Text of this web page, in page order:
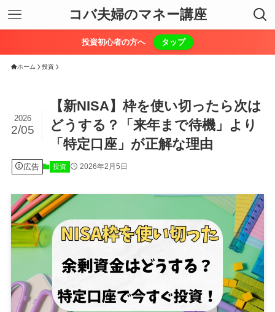
コバ夫婦のマネー講座
投資初心者の方へ タップ
ホーム 投資
【新NISA】枠を使い切ったら次は
どうする？「来年まで待機」より
「特定口座」が正解な理由
2026
2/05
広告 投資 2026年2月5日